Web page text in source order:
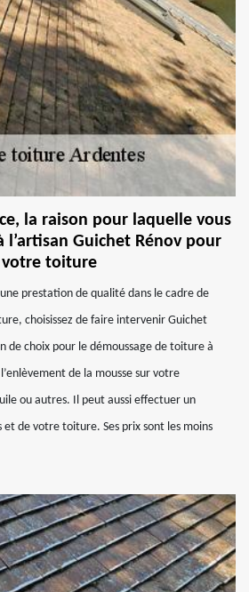
la raison pour laquelle vous
l’artisan Guichet Rénov pour
votre toiture
prestation de qualité dans le cadre de
choisissez de faire intervenir Guichet
de choix pour le démoussage de toiture à
de la mousse sur votre
ou autres. Il peut aussi effectuer un
de votre toiture. Ses prix sont les moins